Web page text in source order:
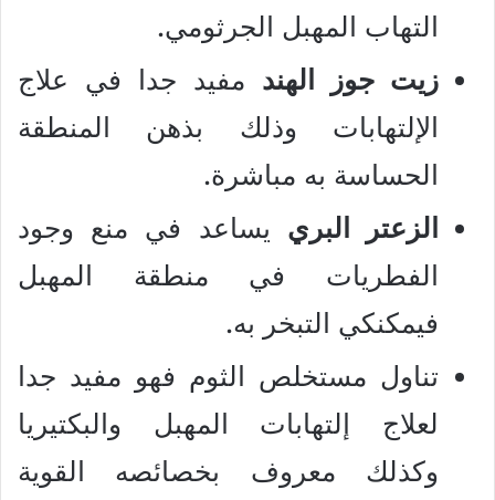
التهاب المهبل الجرثومي.
زيت جوز الهند مفيد جدا في علاج
الإلتهابات وذلك بذهن المنطقة
الحساسة به مباشرة.
الزعتر البري يساعد في منع وجود
الفطريات في منطقة المهبل
فيمكنكي التبخر به.
تناول مستخلص الثوم فهو مفيد جدا
لعلاج إلتهابات المهبل والبكتيريا
وكذلك معروف بخصائصه القوية